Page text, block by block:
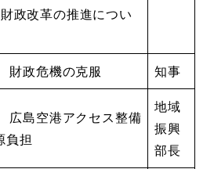
政改革の推進につい
政危機の克服 知事
島空港アクセス整備
負担
地域
振興
部長